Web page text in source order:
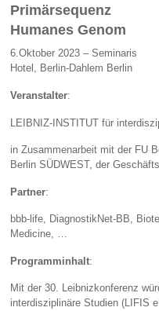
Primärsequenz
Humanes Genom
6.Oktober 2023 – Seminaris
Hotel, Berlin-Dahlem Berlin
Veranstalter:
LEIBNIZ-INSTITUT für
in Zusammenarbeit mit der FU
Berlin SÜDWEST, der
Partner:
bbb-life, DiagnostikNet-BB,
Medicine, …
Programminhalt:
Mit der 30. Leibnizkonferenz
interdisziplinäre Studien (LIFIS